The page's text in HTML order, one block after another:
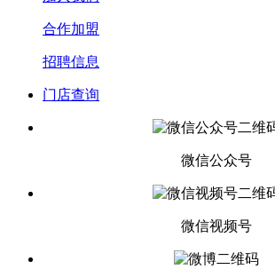
合作加盟
招聘信息
门店查询
微信公众号
微信视频号